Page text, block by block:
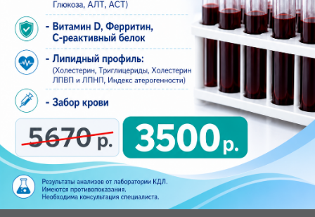
выходные, поэтому легко подобрать день под
ваш график.
Система лояльности.Скидки: 5% для
пенсионеров, инвалидов и многодетных
семей. 7% для работников заводов КАМАЗ,
ТЭМПО, Сатурн и Риат. 10% для
медицинских работников.